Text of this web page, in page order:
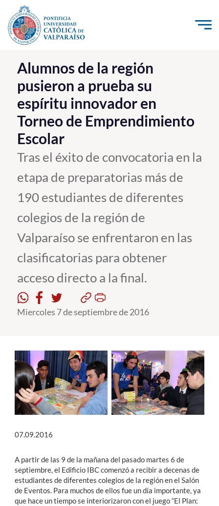
Click acá para ir directamente al contenido
La Universidad
Investigación, Creación e Innovación
PUCV Internacional
Vinculación con el Medio
Admisión
Pregrado
Postgrado
Formación Continua
Estudiantes
Académicos
Funcionarios
Alumni
Alumnos de la región
pusieron a prueba su
espíritu innovador en
Torneo de Emprendimiento
Escolar
Tras el éxito de convocatoria en la
etapa de preparatorias más de
190 estudiantes de diferentes
colegios de la región de
Valparaíso se enfrentaron en las
clasificatorias para obtener
acceso directo a la final.
Miercoles 7 de septiembre de 2016
07.09.2016
A partir de las 9 de la mañana del pasado martes 6 de
septiembre, el Edificio IBC comenzó a recibir a decenas de
estudiantes de diferentes colegios de la región en el Salón
de Eventos. Para muchos de ellos fue un día importante, ya
que hace un tiempo se interiorizaron con el juego “El Plan: